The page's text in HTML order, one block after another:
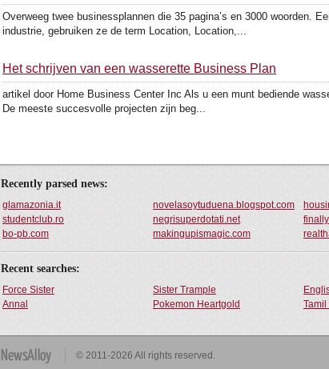
Overweeg twee businessplannen die 35 pagina’s en 3000 woorden.
industrie, gebruiken ze de term Location, Location,...
Het schrijven van een wasserette Business Plan
artikel door Home Business Center Inc Als u een munt bediende
De meeste succesvolle projecten zijn beg...
Recently parsed news:
glamazonia.it novelasoytuduena.blogspot.com
studentclub.ro
negrisuperdotati.net
bo-pb.com
makingupismagic.com
Recent searches:
Force Sister Sister Trample
Annal
Pokemon Heartgold
© 2011-2026 All rights reserved.